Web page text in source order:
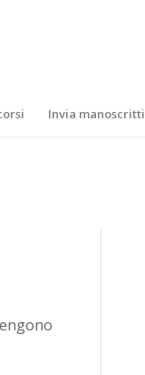
Invia manoscritti